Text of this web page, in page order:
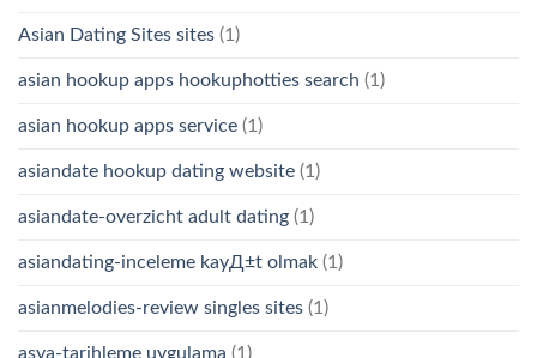
Asian Dating Sites sites (1)
asian hookup apps hookuphotties search (1)
asian hookup apps service (1)
asiandate hookup dating website (1)
asiandate-overzicht adult dating (1)
asiandating-inceleme kayД±t olmak (1)
asianmelodies-review singles sites (1)
asya-tarihleme uygulama (1)